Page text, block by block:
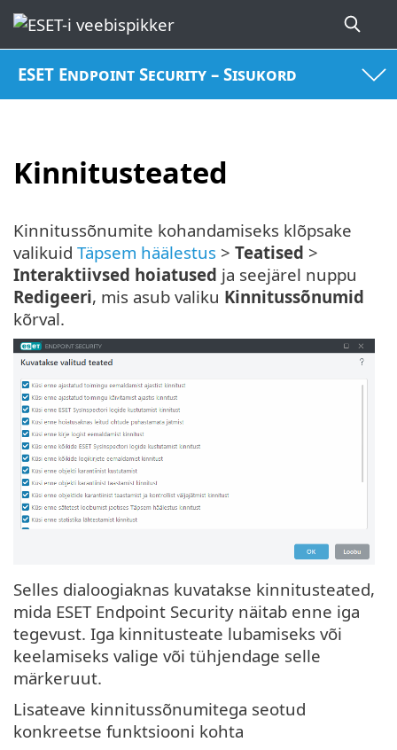
ESET Endpoint Security – Sisukord
Kinnitusteated
Kinnitussõnumite kohandamiseks klõpsake
valikuid Täpsem häälestus > Teatised >
Interaktiivsed hoiatused ja seejärel nuppu
Redigeeri, mis asub valiku Kinnitussõnumid
kõrval.
Selles dialoogiaknas kuvatakse kinnitusteated,
mida ESET Endpoint Security näitab enne iga
tegevust. Iga kinnitusteate lubamiseks või
keelamiseks valige või tühjendage selle
märkeruut.
Lisateave kinnitussõnumitega seotud
konkreetse funktsiooni kohta